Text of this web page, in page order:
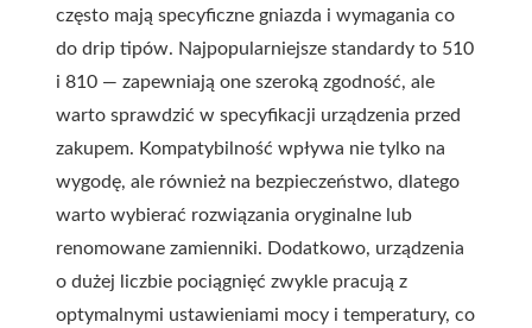
często mają specyficzne gniazda i wymagania co
do drip tipów. Najpopularniejsze standardy to 510
i 810 — zapewniają one szeroką zgodność, ale
warto sprawdzić w specyfikacji urządzenia przed
zakupem. Kompatybilność wpływa nie tylko na
wygodę, ale również na bezpieczeństwo, dlatego
warto wybierać rozwiązania oryginalne lub
renomowane zamienniki. Dodatkowo, urządzenia
o dużej liczbie pociągnięć zwykle pracują z
optymalnymi ustawieniami mocy i temperatury, co